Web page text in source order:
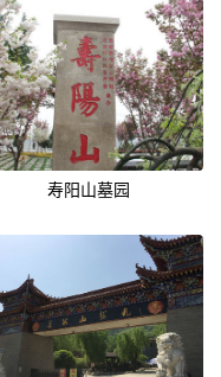
寿阳山墓园